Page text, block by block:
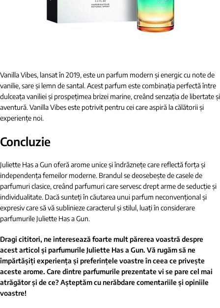
Vanilla Vibes, lansat în 2019, este un parfum modern și energic cu note de
vanilie, sare și lemn de santal. Acest parfum este combinația perfectă între
dulceața vaniliei și prospețimea brizei marine, creând senzația de libertate și
aventură. Vanilla Vibes este potrivit pentru cei care aspiră la călătorii și
experiențe noi.
Concluzie
Juliette Has a Gun oferă arome unice și îndrăznețe care reflectă forța și
independența femeilor moderne. Brandul se deosebește de casele de
parfumuri clasice, creând parfumuri care servesc drept arme de seducție și
individualitate. Dacă sunteți în căutarea unui parfum neconvențional și
expresiv care să vă sublinieze caracterul și stilul, luați în considerare
parfumurile Juliette Has a Gun.
Dragi cititori, ne interesează foarte mult părerea voastră despre
acest articol și parfumurile Juliette Has a Gun. Vă rugăm să ne
împărtășiți experiența și preferințele voastre în ceea ce privește
aceste arome. Care dintre parfumurile prezentate vi se pare cel mai
atrăgător și de ce? Așteptăm cu nerăbdare comentariile și opiniile
voastre!